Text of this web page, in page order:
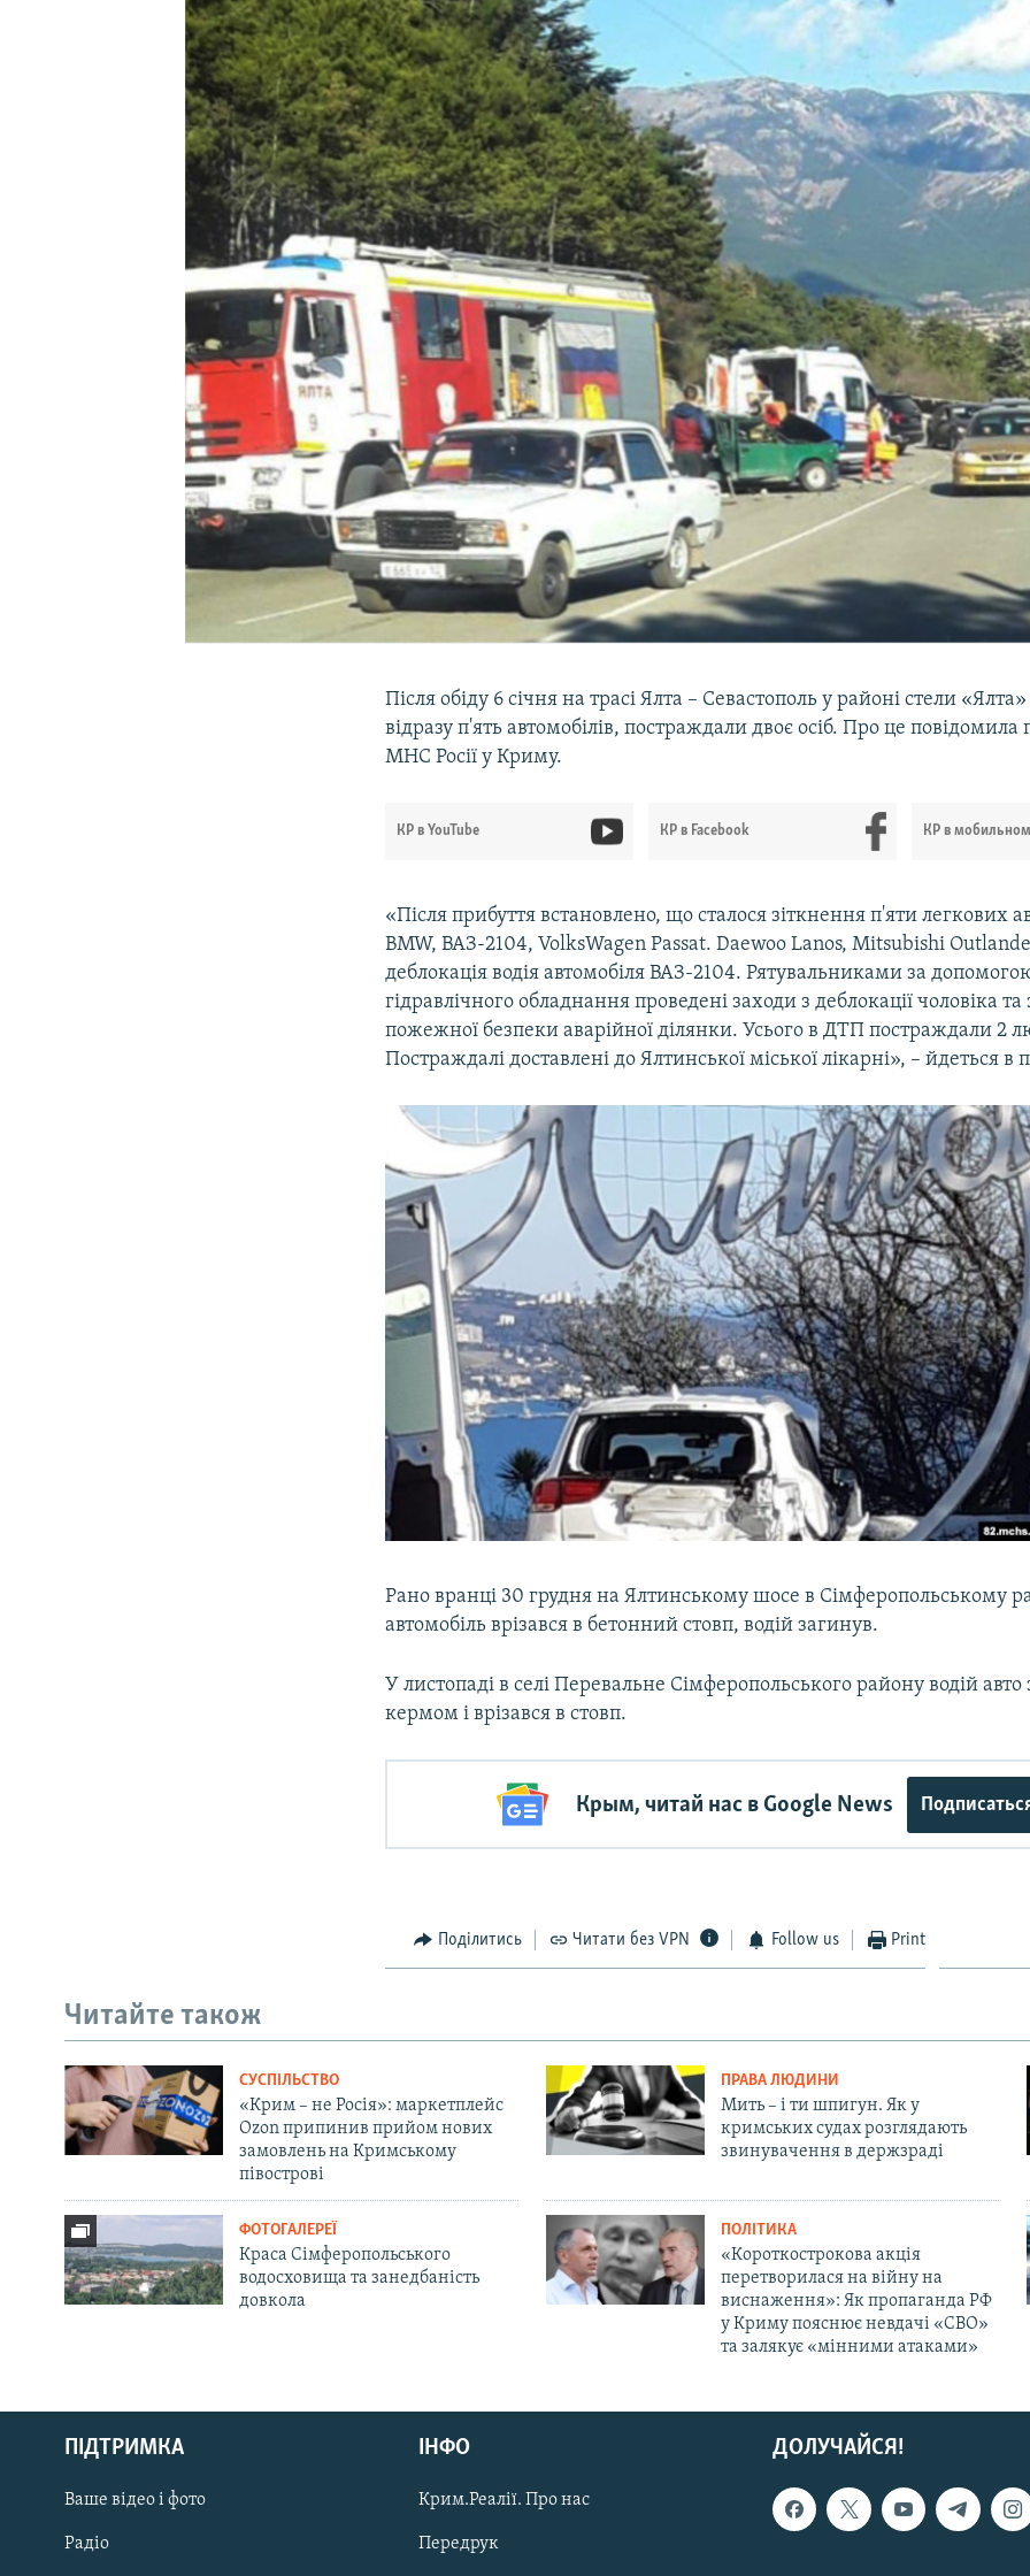
УКРАЇНСЬКА ПРОБЛЕМА КРИМУ
Русский
Qırımtatar
ДОЛУЧАЙСЯ!
Після обіду 6 січня на трасі Ялта – Севастополь у районі стели «Ялта»
відразу п'ять автомобілів, постраждали двоє осіб. Про це повідомила
МНС Росії у Криму.
КР в YouTube КР в Facebook КР в мобильном
«Після прибуття встановлено, що сталося зіткнення п'яти легкових
BMW, ВАЗ-2104, VolksWagen Passat. Daewoo Lanos, Mitsubishi
деблокація водія автомобіля ВАЗ-2104. Рятувальниками за
гідравлічного обладнання проведені заходи з деблокації чоловіка
пожежної безпеки аварійної ділянки. Усього в ДТП постраждали 2
Постраждалі доставлені до Ялтинської міської лікарні», – йдеться в
Рано вранці 30 грудня на Ялтинському шосе в Сімферопольському
автомобіль врізався в бетонний стовп, водій загинув.
У листопаді в селі Перевальне Сімферопольського району водій авто
кермом і врізався в стовп.
Крым, читай нас в Google News
Поділитись Читати без VPN Follow us Print
Читайте також
СУСПІЛЬСТВО
«Крим – не Росія»: маркетплейс
Ozon припинив прийом нових
замовлень на Кримському
півострові
ПРАВА ЛЮДИНИ
Мить – і ти шпигун. Як у
кримських судах розглядають
звинувачення в держзраді
ФОТОГАЛЕРЕЇ
Краса Сімферопольського
водосховища та занедбаність
довкола
ПОЛІТИКА
«Короткострокова акція
перетворилася на війну на
виснаження»: Як пропаганда РФ
у Криму пояснює невдачі «СВО»
та залякує «мінними атаками»
ДОЛУЧАЙСЯ!
ПІДТРИМКА
Ваше відео і фото
Радіо
ІНФО
Крим.Реалії. Про нас
Передрук